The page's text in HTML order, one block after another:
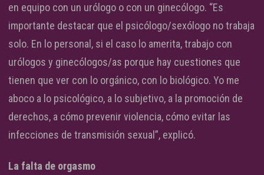
en equipo con un urólogo o con un ginecólogo. “Es
importante destacar que el psicólogo/sexólogo no trabaja
solo. En lo personal, si el caso lo amerita, trabajo con
urólogos y ginecólogos/as porque hay cuestiones que
tienen que ver con lo orgánico, con lo biológico. Yo me
aboco a lo psicológico, a lo subjetivo, a la promoción de
derechos, a cómo prevenir violencia, cómo evitar las
infecciones de transmisión sexual”, explicó.
La falta de orgasmo